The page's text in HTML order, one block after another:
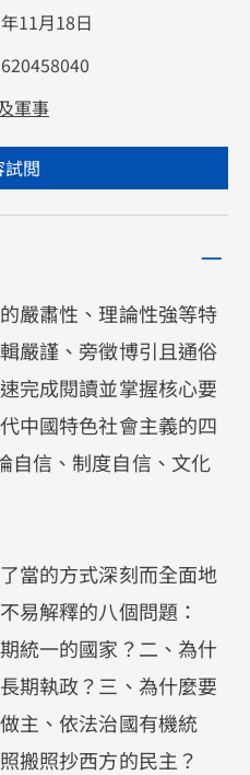
11月18日
軍事
試閲
嚴肅性、理論性強等特
嚴謹、旁徵博引且通俗
完成閱讀並掌握核心要
中國特色社會主義的四
信、制度自信、文化
當的方式深刻而全面地
易解釋的八個問題：
統一的國家？二、為什
期執政？三、為什麼要
主、依法治國有機統
搬照抄西方的民主？